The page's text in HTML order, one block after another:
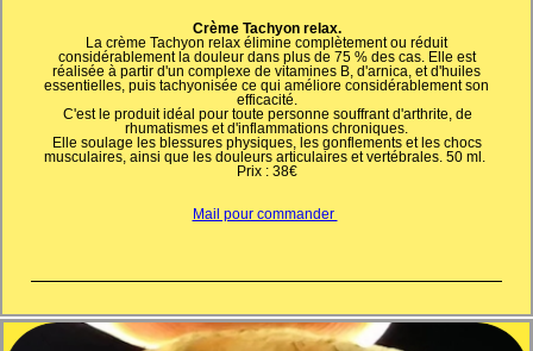
Crème Tachyon relax.
La crème Tachyon relax élimine complètement ou réduit
considérablement la douleur dans plus de 75 % des cas. Elle est
réalisée à partir d'un complexe de vitamines B, d'arnica, et d'huiles
essentielles, puis tachyonisée ce qui améliore considérablement son
efficacité.
C'est le produit idéal pour toute personne souffrant d'arthrite, de
rhumatismes et d'inflammations chroniques.
Elle soulage les blessures physiques, les gonflements et les chocs
musculaires, ainsi que les douleurs articulaires et vertébrales. 50 ml.
Prix : 38€
Mail pour commander